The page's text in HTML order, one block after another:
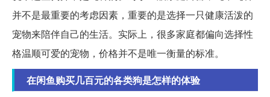
并不是最重要的考虑因素，重要的是选择一只健康活泼的
宠物来陪伴自己的生活。实际上，很多家庭都偏向选择性
格温顺可爱的宠物，价格并不是唯一衡量的标准。
在闲鱼购买几百元的各类狗是怎样的体验